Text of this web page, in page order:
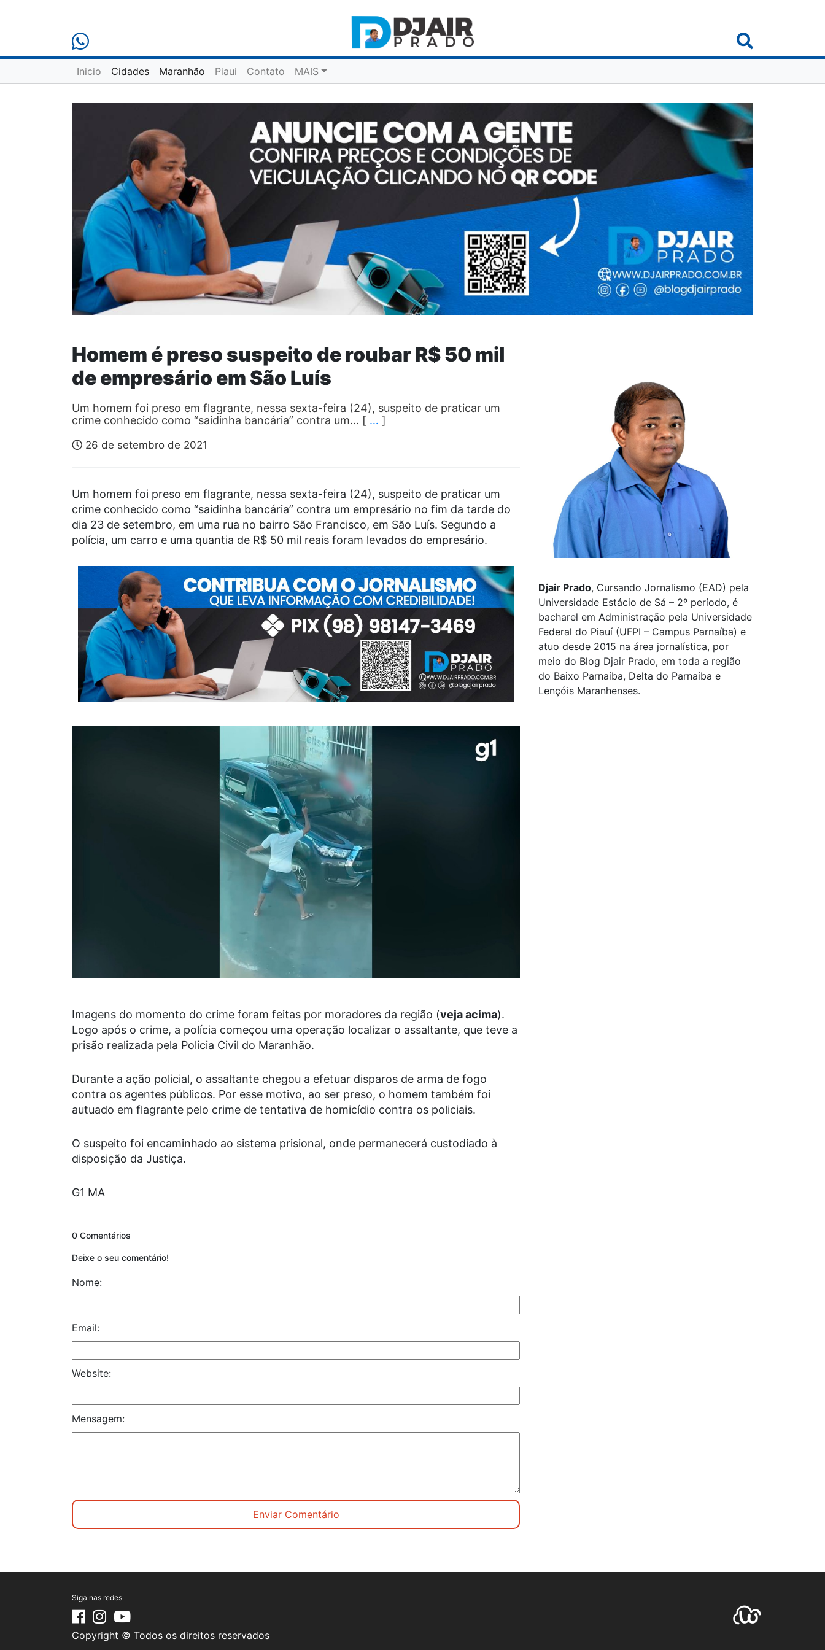
Inicio Cidades Maranhão Piaui Contato MAIS
Homem é preso suspeito de roubar R$ 50 mil
de empresário em São Luís
Um homem foi preso em flagrante, nessa sexta-feira (24), suspeito de praticar um
crime conhecido como “saidinha bancária” contra um… [ … ]
26 de setembro de 2021
Um homem foi preso em flagrante, nessa sexta-feira (24), suspeito de praticar um
crime conhecido como “saidinha bancária” contra um empresário no fim da tarde do
dia 23 de setembro, em uma rua no bairro São Francisco, em São Luís. Segundo a
polícia, um carro e uma quantia de R$ 50 mil reais foram levados do empresário.
Imagens do momento do crime foram feitas por moradores da região (veja acima).
Logo após o crime, a polícia começou uma operação localizar o assaltante, que teve a
prisão realizada pela Policia Civil do Maranhão.
Durante a ação policial, o assaltante chegou a efetuar disparos de arma de fogo
contra os agentes públicos. Por esse motivo, ao ser preso, o homem também foi
autuado em flagrante pelo crime de tentativa de homicídio contra os policiais.
O suspeito foi encaminhado ao sistema prisional, onde permanecerá custodiado à
disposição da Justiça.
G1 MA
0 Comentários
Deixe o seu comentário!
Nome:
Email:
Website:
Mensagem:
Djair Prado, Cursando Jornalismo (EAD) pela
Universidade Estácio de Sá – 2º período, é
bacharel em Administração pela Universidade
Federal do Piauí (UFPI – Campus Parnaíba) e
atuo desde 2015 na área jornalística, por
meio do Blog Djair Prado, em toda a região
do Baixo Parnaíba, Delta do Parnaíba e
Lençóis Maranhenses.
Siga nas redes
Copyright © Todos os direitos reservados